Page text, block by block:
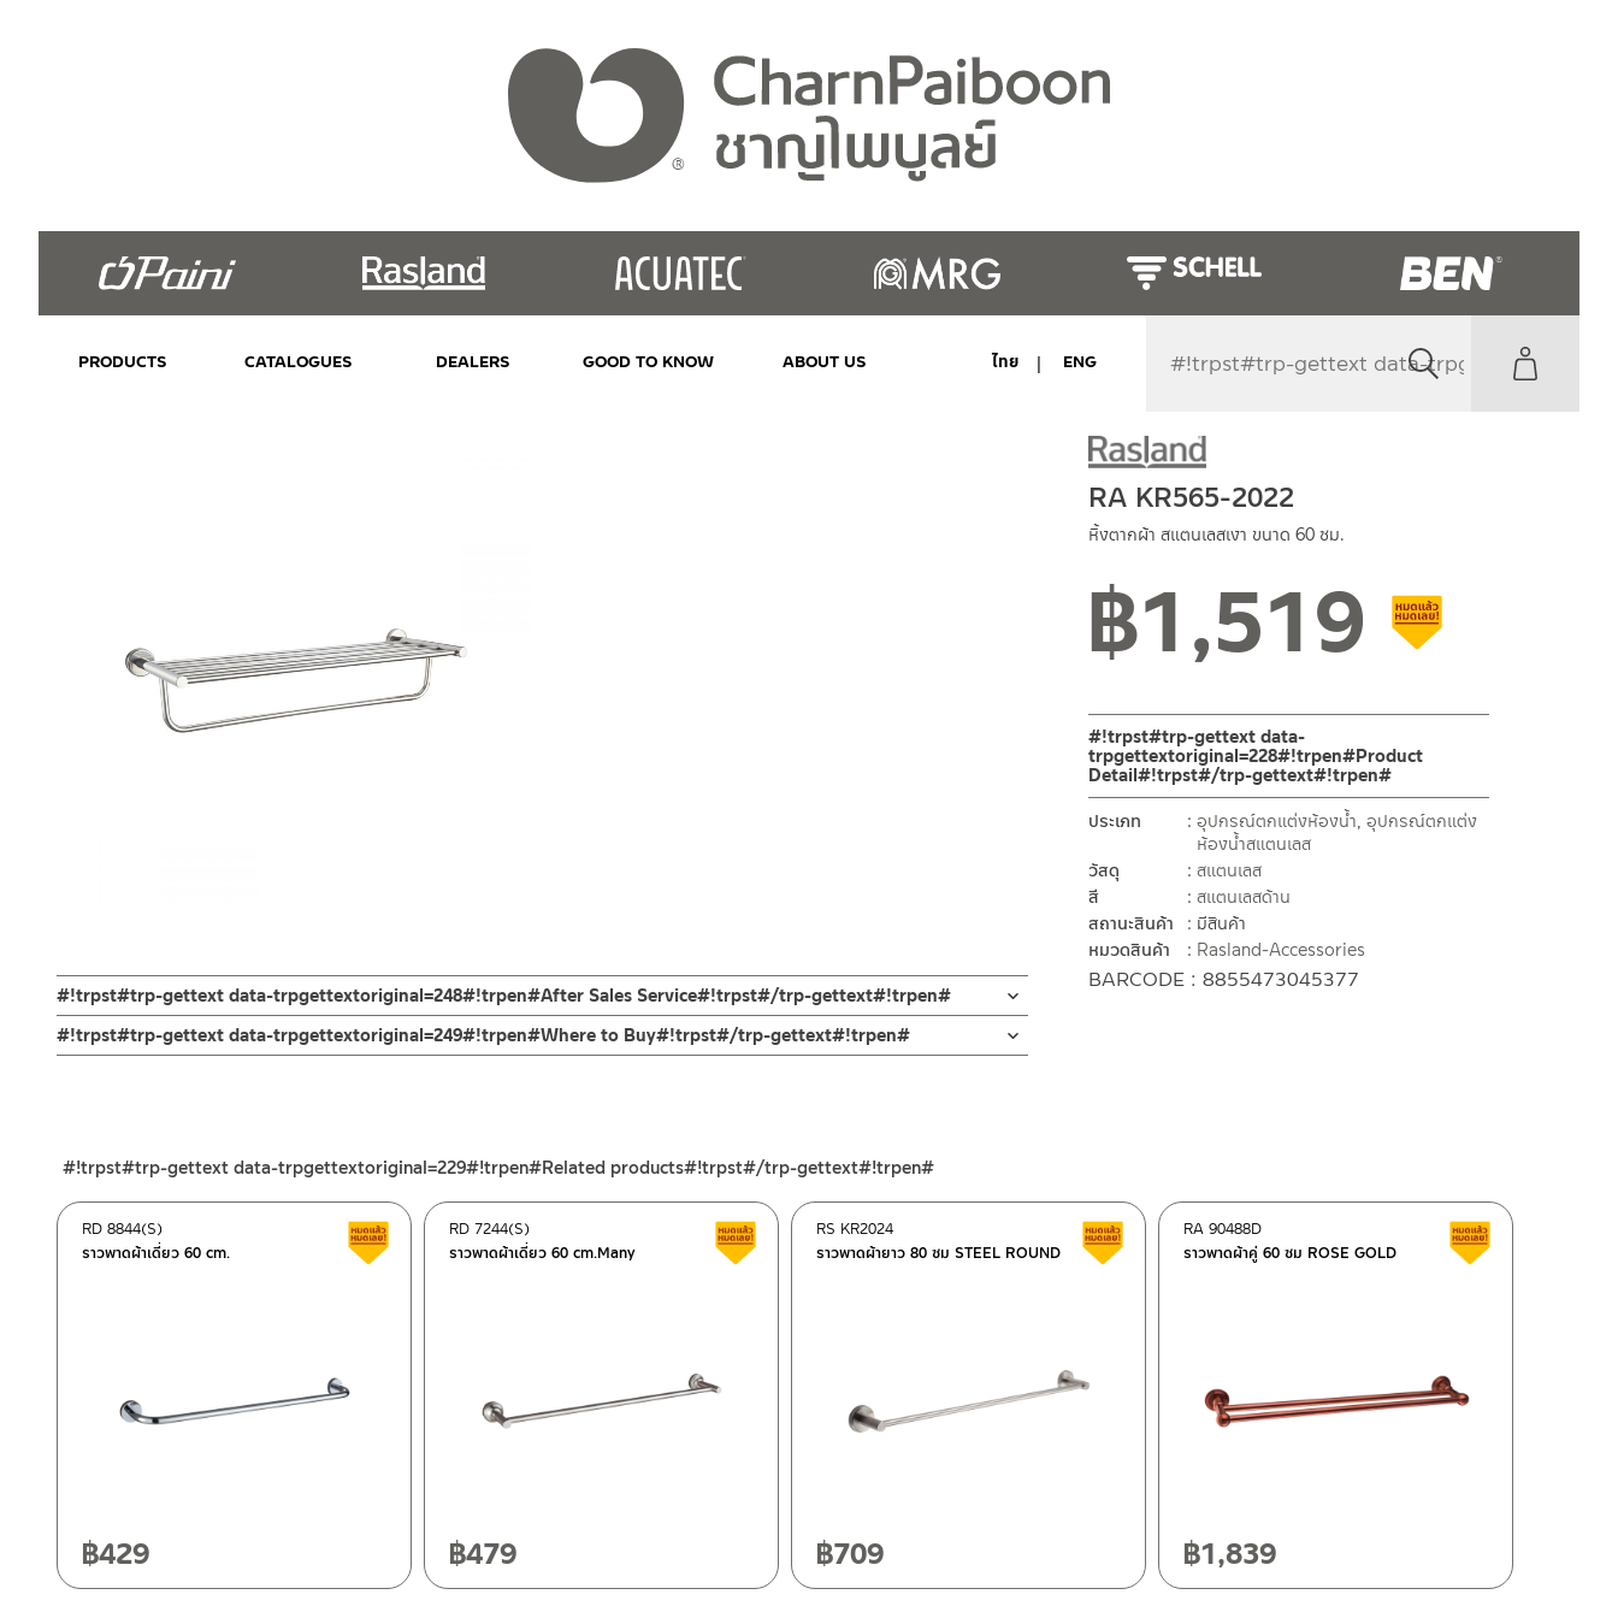
PRODUCTS CATALOGUES DEALERS GOOD TO KNOW ABOUT US ไทย ENG
RA KR565-2022
หิ้งตากผ้า สแตนเลสเงา ขนาด 60 ซม.
฿1,519
#!trpst#trp-gettext data-
trpgettextoriginal=228#!trpen#Product
Detail#!trpst#/trp-gettext#!trpen#
ประเภท
อุปกรณ์ตกแต่งห้องน้ำ, อุปกรณ์ตกแต่ง
ห้องน้ำสแตนเลส
วัสดุ
สแตนเลส
สี
สแตนเลสด้าน
สถานะสินค้า
มีสินค้า
หมวดสินค้า
Rasland-Accessories
BARCODE : 8855473045377
#!trpst#trp-gettext data-trpgettextoriginal=248#!trpen#After Sales Service#!trpst#/trp-gettext#!trpen#
ช่องทางออนไลน์
– Email: contact@charnpaiboon.com
โทร: 02-358-0080 / 080-075-8668 / 091-545-0556
#!trpst#trp-gettext data-trpgettextoriginal=249#!trpen#Where to Buy#!trpst#/trp-gettext#!trpen#
–Lazada
ติดต่อพนักงานขาย / Contact Sales Staff
โทร: 02-285-5795
#!trpst#trp-gettext data-trpgettextoriginal=229#!trpen#Related products#!trpst#/trp-gettext#!trpen#
ราวพาดผ้าเดี่ยว 60 cm.
RD 8844(S) สินค้าลดราคา เคลียร์สต็อก
฿429
ราวพาดผ้าเดี่ยว 60 cm.Many
RD 7244(S) สินค้าลดราคา เคลียร์สต็อก
฿479
ราวพาดผ้ายาว 80 ซม STEEL ROUND
RS KR2024 สินค้าลดราคา เคลียร์สต็อก
฿709
ราวพาดผ้าคู่ 60 ซม ROSE GOLD
RA 90488D
฿1,839